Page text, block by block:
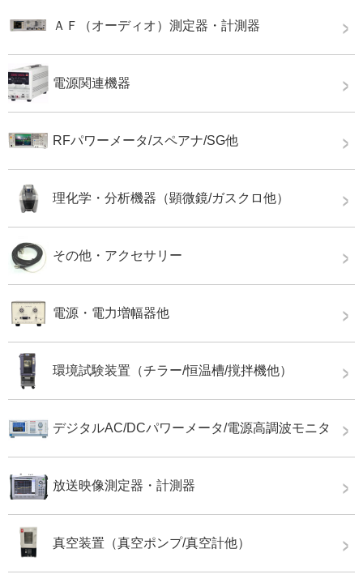
ＡＦ（オーディオ）測定器・計測器
電源関連機器
RFパワーメータ/スペアナ/SG他
理化学・分析機器（顕微鏡/ガスクロ他）
その他・アクセサリー
電源・電力増幅器他
環境試験装置（チラー/恒温槽/撹拌機他）
デジタルAC/DCパワーメータ/電源高調波モニタ
放送映像測定器・計測器
真空装置（真空ポンプ/真空計他）